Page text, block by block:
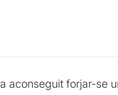
aconseguit forjar-se